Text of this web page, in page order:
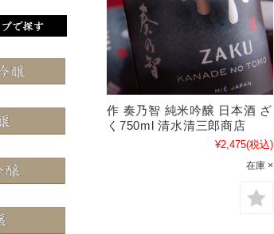
作 奏乃智 純米吟醸 日本酒 ざ
く750ml 清水清三郎商店
¥2,475(税込)
在庫 ×